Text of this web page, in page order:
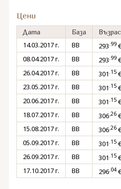
Цени
Дата База
14.03.2017 г. BB 293.99
08.04.2017 г.
BB 293.99
26.04.2017 г.
BB 301 .15
23.05.2017 г.
BB 301 .15
20.06.2017 г.
BB 301 .15
18.07.2017 г.
BB 306.26
15.08.2017 г.
BB 306.26
05.09.2017 г.
BB 301 .15
26.09.2017 г.
BB 301 .15
17.10.2017 г.
BB 296.04